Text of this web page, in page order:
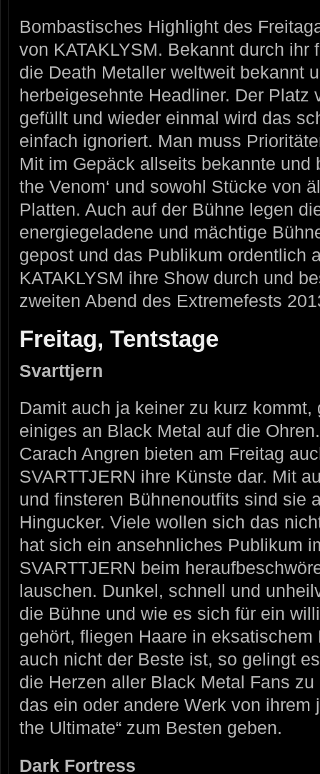
Bombastisches Highlight des
von KATAKLYSM. Bekannt durch
die Death Metaller weltweit bekannt
herbeigesehnte Headliner. Der Platz
gefüllt und wieder einmal wird das
einfach ignoriert. Man muss
Mit im Gepäck allseits bekannte und
the Venom‘ und sowohl Stücke von
Platten. Auch auf der Bühne legen
energiegeladene und mächtige
gepost und das Publikum ordentlich
KATAKLYSM ihre Show durch und
zweiten Abend des Extremefests
Freitag, Tentstage
Svarttjern
Damit auch ja keiner zu kurz
einiges an Black Metal auf die
Carach Angren bieten am Freitag
SVARTTJERN ihre Künste dar. Mit
und finsteren Bühnenoutfits sind sie
Hingucker. Viele wollen sich das
hat sich ein ansehnliches Publikum
SVARTTJERN beim
lauschen. Dunkel, schnell und
die Bühne und wie es sich für ein
gehört, fliegen Haare in
auch nicht der Beste ist, so gelingt
die Herzen aller Black Metal Fans
das ein oder andere Werk von ihrem
the Ultimate“ zum Besten geben.
Dark Fortress